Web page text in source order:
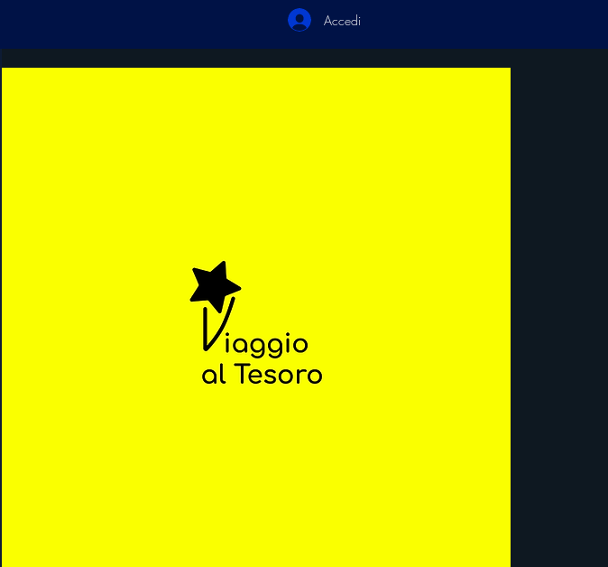
Accedi